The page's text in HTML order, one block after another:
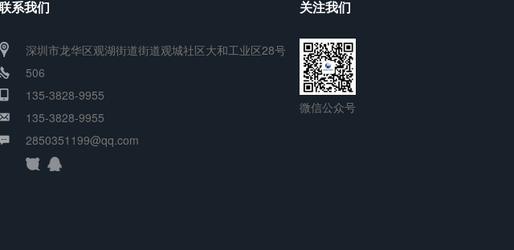
系我们
深圳市龙华区观湖街道街道观城社区大和工业区28号
506
135-3828-9955
135-3828-9955
2850351199@qq.com
关注我们
微信公众号